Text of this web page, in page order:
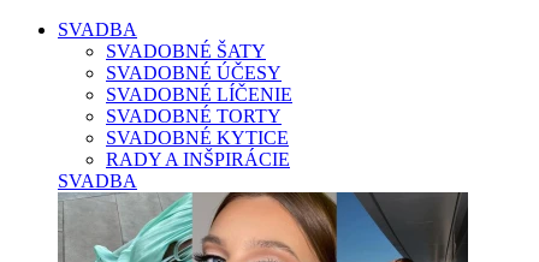
SVADBA
SVADOBNÉ ŠATY
SVADOBNÉ ÚČESY
SVADOBNÉ LÍČENIE
SVADOBNÉ TORTY
SVADOBNÉ KYTICE
RADY A INŠPIRÁCIE
SVADBA